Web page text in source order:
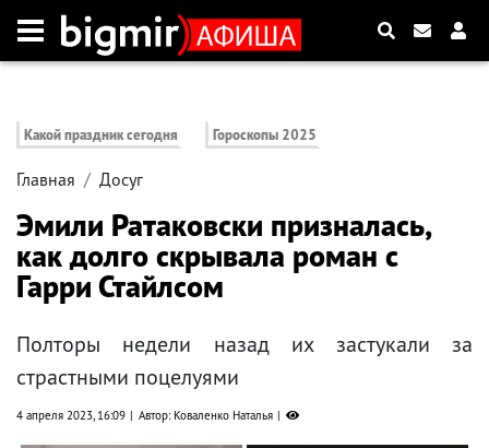
Какой праздник сегодня Гороскопы 2025
Главная Досуг
Эмили Ратаковски призналась,
как долго скрывала роман с
Гарри Стайлсом
Полторы недели назад их застукали за
страстными поцелуями
4 апреля 2023, 16:09 Автор: Коваленко Наталья